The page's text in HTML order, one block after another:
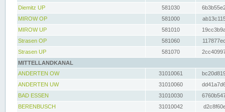
Diemitz UP
581030
MIROW OP
581000
MIROW UP
581010
Strasen OP
581060
Strasen UP
581070
MITTELLANDKANAL
ANDERTEN OW
31010061
ANDERTEN UW
31010060
BAD ESSEN
31010030
BERENBUSCH
31010042